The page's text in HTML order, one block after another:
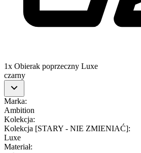
1x Obierak poprzeczny Luxe
czarny
Marka:
Ambition
Kolekcja:
Kolekcja [STARY - NIE ZMIENIAĆ]:
Luxe
Materiał: